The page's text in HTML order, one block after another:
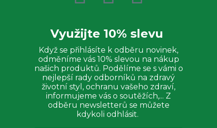
Využijte 10% slevu
Když se přihlásíte k odběru novinek,
odměníme vás 10% slevou na nákup
našich produktů. Podělíme se s vámi o
nejlepší rady odborníků na zdravý
životní styl, ochranu vašeho zdraví,
informujeme vás o soutěžích,... Z
odběru newsletterů se můžete
kdykoli odhlásit.